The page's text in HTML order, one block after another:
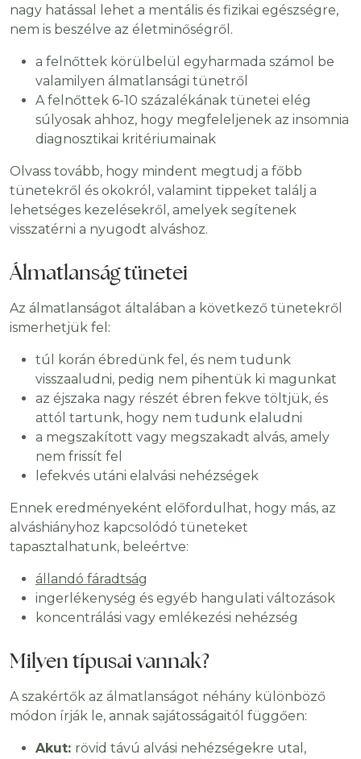
nagy hatással lehet a mentális és fizikai egészségre,
nem is beszélve az életminőségről.
a felnőttek körülbelül egyharmada számol be
valamilyen álmatlansági tünetről
A felnőttek 6-10 százalékának tünetei elég
súlyosak ahhoz, hogy megfeleljenek az insomnia
diagnosztikai kritériumainak
Olvass tovább, hogy mindent megtudj a főbb
tünetekről és okokról, valamint tippeket találj a
lehetséges kezelésekről, amelyek segítenek
visszatérni a nyugodt alváshoz.
Álmatlanság tünetei
Az álmatlanságot általában a következő tünetekről
ismerhetjük fel:
túl korán ébredünk fel, és nem tudunk
visszaaludni, pedig nem pihentük ki magunkat
az éjszaka nagy részét ébren fekve töltjük, és
attól tartunk, hogy nem tudunk elaludni
a megszakított vagy megszakadt alvás, amely
nem frissít fel
lefekvés utáni elalvási nehézségek
Ennek eredményeként előfordulhat, hogy más, az
alváshiányhoz kapcsolódó tüneteket
tapasztalhatunk, beleértve:
állandó fáradtság
ingerlékenység és egyéb hangulati változások
koncentrálási vagy emlékezési nehézség
Milyen típusai vannak?
A szakértők az álmatlanságot néhány különböző
módon írják le, annak sajátosságaitól függően:
Akut: rövid távú alvási nehézségekre utal,